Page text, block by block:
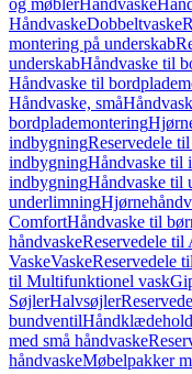
og møblerHåndvaske
HåndvaskeDobbeltvaske
montering på underskab
underskabHåndvaske til
Håndvaske til
Håndvaske, små
bordplademontering
indbygningReservedele
indbygningHåndvaske til
indbygningHåndvaske til
underlimning
ComfortHåndvaske til
håndvaskeReservedele til
VaskeVaskeReservedele
til Multifunktionel vask
SøjlerHalvsøjler
bundventil
med små håndvaske
håndvaskeMøbelpakker